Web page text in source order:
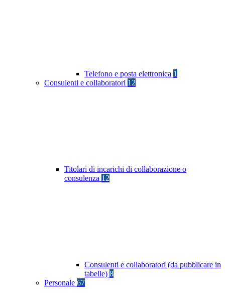
Telefono e posta elettronica 1
Consulenti e collaboratori 12
Titolari di incarichi di collaborazione o
consulenza 12
Consulenti e collaboratori (da pubblicare in
tabelle) 8
Personale 67